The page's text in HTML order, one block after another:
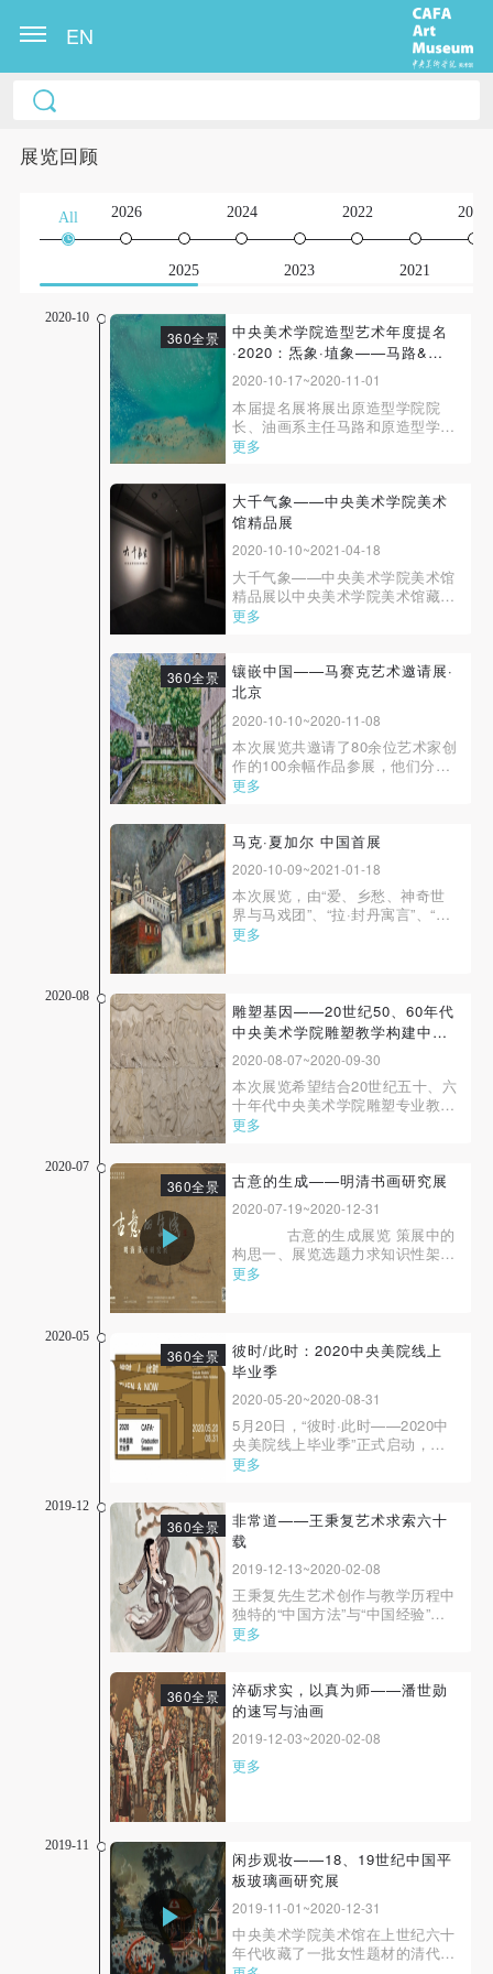
EN
展览回顾
All 2026
2025
2024
2023
2022
2021
2020
2020-10
360全景
中央美术学院造型艺术年度提名
·2020：炁象·埴象——马路&吕
品昌的艺术
2020-10-17~2020-11-01
本届提名展将展出原造型学院院
长、油画系主任马路和原造型学院
副院长、雕塑系主任吕品昌的作品
（2010-2013）、“听”系列（2014-
2016）、“重叠”系列（2017-
术三十年”分为三...
更多
大千气象——中央美术学院美术
馆精品展
2020-10-10~2021-04-18
大千气象——中央美术学院美术馆
精品展以中央美术学院美术馆藏品
为线索，梳理中国传统绘画，聚焦
国画藏品五十九件（套），自乾嘉
时期至20世纪上半叶，跨越二百余
中所蕴含的“大...
更多
360全景
镶嵌中国——马赛克艺术邀请展·
北京
2020-10-10~2020-11-08
本次展览共邀请了80余位艺术家创
作的100余幅作品参展，他们分别
来自中国主要的美术院校及专业研
种镶嵌工艺在艺术创作中的可能
术的水平，推进马赛克镶嵌在中国
当代壁画创作...
更多
马克·夏加尔 中国首展
2020-10-09~2021-01-18
本次展览，由“爱、乡愁、神奇世
界与马戏团”、“拉·封丹寓言”、“诱
惑巴黎”、“信仰的力量”以及“生命
画等艺术形式。其中 28 件绘画原
作，包含《紫罗兰公鸡》、《恋人
与花束》、《...
更多
2020-08
雕塑基因——20世纪50、60年代
中央美术学院雕塑教学构建中的
多种传统
2020-08-07~2020-09-30
本次展览希望结合20世纪五十、六
十年代中央美术学院雕塑专业教学
和创作的发展，通过相关馆藏品的
雕塑专业的这一历史时期发展进行
更多
2020-07
360全景 古意的生成——明清书画研究展
2020-07-19~2020-12-31
古意的生成展览 策展中的
构思一、展览选题力求知识性架构
近年来，国内博物馆界对于中国传
京画院美术馆等机构都举办了多场
古代传...
更多
2020-05
360全景
彼时/此时：2020中央美院线上
毕业季
2020-05-20~2020-08-31
5月20日，“彼时·此时——2020中
央美院线上毕业季”正式启动，研
究生毕业作品展同一天开幕；本科
呈现13个教学单位的31名博士研
究生、375名硕士研究生、846名
本科生的1万多件毕业作品，将在
中央美院虚拟美术馆54...
更多
2019-12
360全景
非常道——王秉复艺术求索六十
载
2019-12-13~2020-02-08
王秉复先生艺术创作与教学历程中
独特的“中国方法”与“中国经验”，
及对于其创作风格的展示与研究，
此“常道”者，“非常道”也。
更多
360全景
淬砺求实，以真为师——潘世勋
的速写与油画
2019-12-03~2020-02-08
更多
2019-11
闲步观妆——18、19世纪中国平
板玻璃画研究展
2019-11-01~2020-12-31
中央美术学院美术馆在上世纪六十
年代收藏了一批女性题材的清代平
快捷登录 帐号密码登录
手机号码
手机号码将作为您的登录账号
验证码
可使用雅昌艺术网会员账户登录